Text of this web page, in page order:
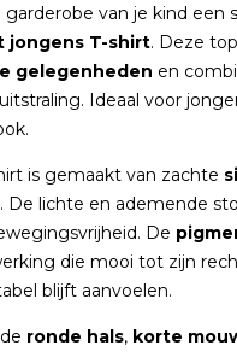
garderobe van je kind
jongens T-shirt. Deze
gelegenheden en
Ideaal voor
is gemaakt van zachte
. De lichte en ademende
De
die mooi tot zijn
blijft aanvoelen.
ronde hals, korte